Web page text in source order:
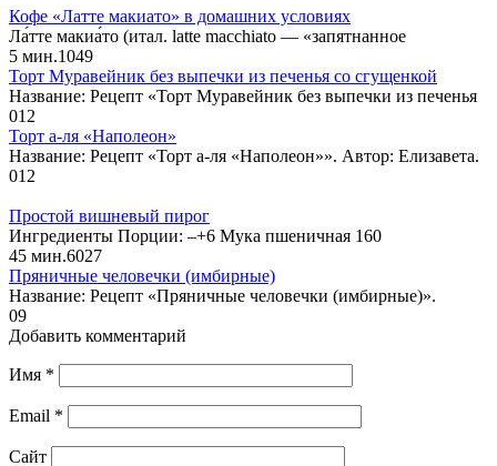
Кофе «Латте макиато» в домашних условиях
Ла́тте макиа́то (итал. latte macchiato — «запятнанное
5 мин.1049
Торт Муравейник без выпечки из печенья со сгущенкой
Название: Рецепт «Торт Муравейник без выпечки из печенья
012
Торт а-ля «Наполеон»
Название: Рецепт «Торт а-ля «Наполеон»». Автор: Елизавета.
012
Простой вишневый пирог
Ингредиенты Порции: –+6 Мука пшеничная 160
45 мин.6027
Пряничные человечки (имбирные)
Название: Рецепт «Пряничные человечки (имбирные)».
09
Добавить комментарий
Имя *
Email *
Сайт